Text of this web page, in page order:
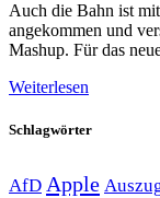
Auch die Bahn ist
angekommen und
Mashup. Für das
Weiterlesen
Schlagwörter
AfD Apple